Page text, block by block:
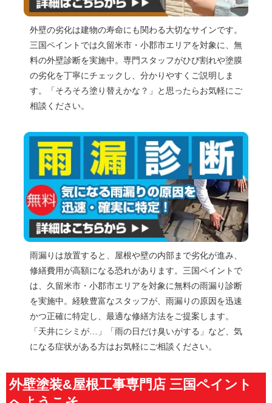
外壁の劣化は建物の寿命にも関わる大切なサインです。
三国ペイントでは久留米市・小郡市エリアを対象に、無
料の外壁診断を実施中。専門スタッフがひび割れや塗膜
の劣化を丁寧にチェックし、分かりやすくご説明しま
す。「そろそろ塗り替えかな？」と思ったらお気軽にご
相談ください。
雨漏りは放置すると、屋根や壁の内部まで劣化が進み、
修繕費用が高額になる恐れがあります。三国ペイントで
は、久留米市・小郡市エリアを対象に無料の雨漏り診断
を実施中。経験豊富なスタッフが、雨漏りの原因を迅速
かつ正確に特定し、最適な修繕方法をご提案します。
「天井にシミが…」「雨の日だけ臭いがする」など、気
になる症状がある方はお気軽にご相談ください。
外壁塗装&屋根工事専門店 三国ペイント